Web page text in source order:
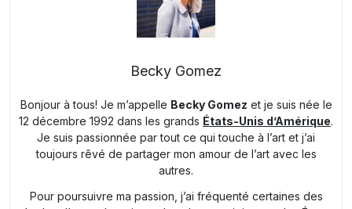
Becky Gomez
Bonjour à tous! Je m’appelle Becky Gomez et je suis née le
12 décembre 1992 dans les grands États-Unis d’Amérique.
Je suis passionnée par tout ce qui touche à l’art et j’ai
toujours rêvé de partager mon amour de l’art avec les
autres.
Pour poursuivre ma passion, j’ai fréquenté certaines des